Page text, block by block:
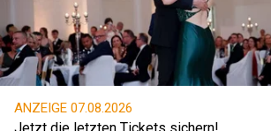
ANZEIGE 07.08.2026